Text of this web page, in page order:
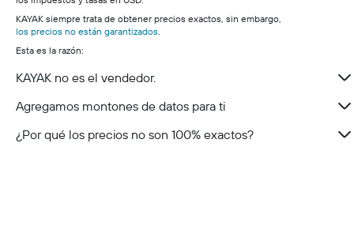
KAYAK siempre trata de obtener precios exactos, sin embargo,
los precios no están garantizados
Esta es la razón:
KAYAK no es el vendedor.
Agregamos montones de datos para ti
¿Por qué los precios no son 100% exactos?